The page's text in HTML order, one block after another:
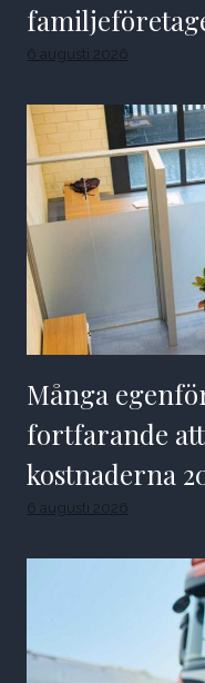
6 augusti 2026
Många
fortfarande
kostnaderna
6 augusti 2026